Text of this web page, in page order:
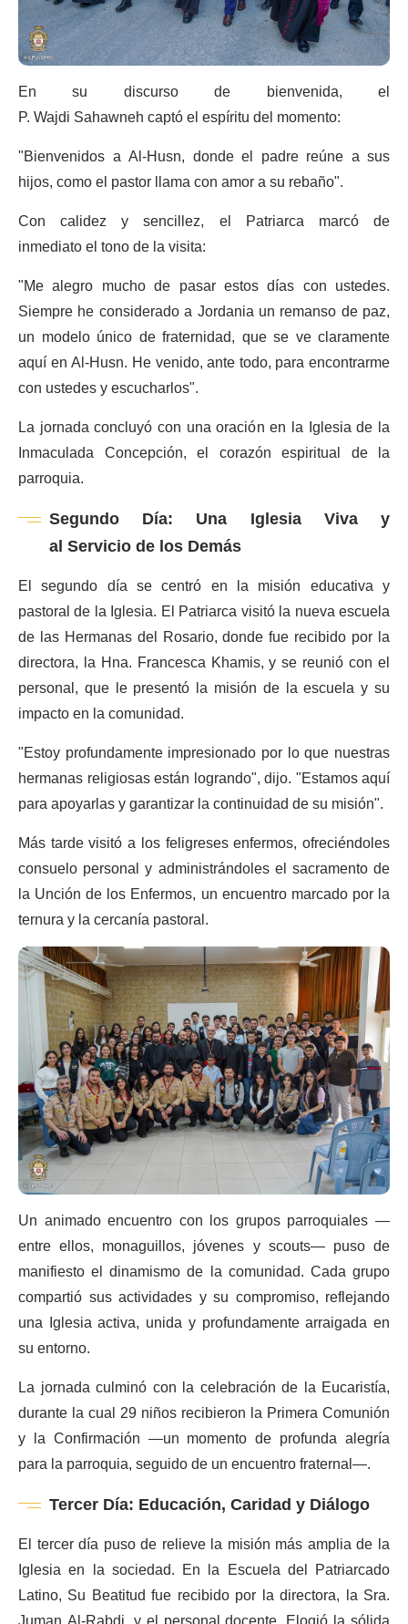
En su discurso de bienvenida, el
P. Wajdi Sahawneh captó el espíritu del momento:
"Bienvenidos a Al-Husn, donde el padre reúne a sus
hijos, como el pastor llama con amor a su rebaño".
Con calidez y sencillez, el Patriarca marcó de
inmediato el tono de la visita:
"Me alegro mucho de pasar estos días con ustedes.
Siempre he considerado a Jordania un remanso de paz,
un modelo único de fraternidad, que se ve claramente
aquí en Al-Husn. He venido, ante todo, para encontrarme
con ustedes y escucharlos".
La jornada concluyó con una oración en la Iglesia de la
Inmaculada Concepción, el corazón espiritual de la
parroquia.
Segundo Día: Una Iglesia Viva y
al Servicio de los Demás
El segundo día se centró en la misión educativa y
pastoral de la Iglesia. El Patriarca visitó la nueva escuela
de las Hermanas del Rosario, donde fue recibido por la
directora, la Hna. Francesca Khamis, y se reunió con el
personal, que le presentó la misión de la escuela y su
impacto en la comunidad.
"Estoy profundamente impresionado por lo que nuestras
hermanas religiosas están logrando", dijo. "Estamos aquí
para apoyarlas y garantizar la continuidad de su misión".
Más tarde visitó a los feligreses enfermos, ofreciéndoles
consuelo personal y administrándoles el sacramento de
la Unción de los Enfermos, un encuentro marcado por la
ternura y la cercanía pastoral.
Un animado encuentro con los grupos parroquiales —
entre ellos, monaguillos, jóvenes y scouts— puso de
manifiesto el dinamismo de la comunidad. Cada grupo
compartió sus actividades y su compromiso, reflejando
una Iglesia activa, unida y profundamente arraigada en
su entorno.
La jornada culminó con la celebración de la Eucaristía,
durante la cual 29 niños recibieron la Primera Comunión
y la Confirmación —un momento de profunda alegría
para la parroquia, seguido de un encuentro fraternal—.
Tercer Día: Educación, Caridad y Diálogo
El tercer día puso de relieve la misión más amplia de la
Iglesia en la sociedad. En la Escuela del Patriarcado
Latino, Su Beatitud fue recibido por la directora, la Sra.